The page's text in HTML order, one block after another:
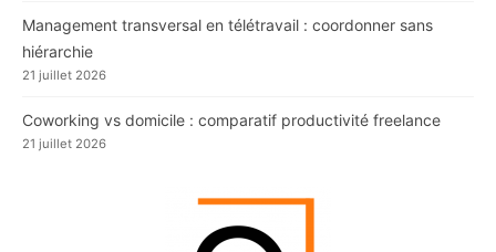
Management transversal en télétravail : coordonner sans
hiérarchie
21 juillet 2026
Coworking vs domicile : comparatif productivité freelance
21 juillet 2026